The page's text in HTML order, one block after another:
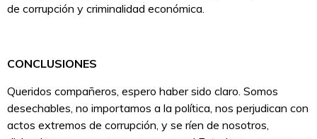
de corrupción y criminalidad económica.
CONCLUSIONES
Queridos compañeros, espero haber sido claro. Somos
desechables, no importamos a la política, nos perjudican con
actos extremos de corrupción, y se ríen de nosotros,